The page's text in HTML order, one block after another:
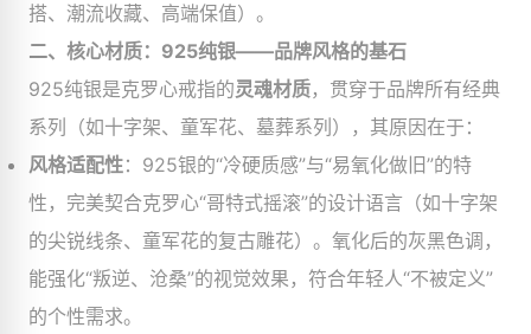
搭、潮流收藏、高端保值）。
二、核心材质：925纯银——品牌风格的基石
925纯银是克罗心戒指的灵魂材质，贯穿于品牌所有经典
系列（如十字架、童军花、墓葬系列），其原因在于：
风格适配性​：925银的“冷硬质感”与“易氧化做旧”的特
性，完美契合克罗心“哥特式摇滚”的设计语言（如十字架
的尖锐线条、童军花的复古雕花）。氧化后的灰黑色调，
能强化“叛逆、沧桑”的视觉效果，符合年轻人“不被定义”
的个性需求。